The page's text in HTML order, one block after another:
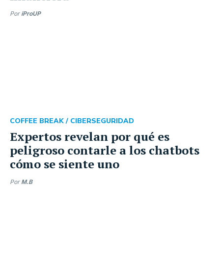
Por iProUP
Expertos revelan por qué es
peligroso contarle a los chatbots
cómo se siente uno
COFFEE BREAK / CIBERSEGURIDAD
Por M.B